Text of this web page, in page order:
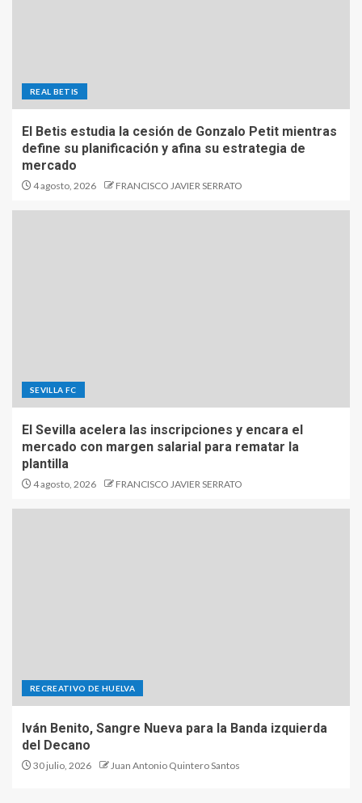
REAL BETIS
El Betis estudia la cesión de Gonzalo Petit mientras
define su planificación y afina su estrategia de
mercado
4 agosto, 2026 FRANCISCO JAVIER SERRATO
SEVILLA FC
El Sevilla acelera las inscripciones y encara el
mercado con margen salarial para rematar la
plantilla
4 agosto, 2026 FRANCISCO JAVIER SERRATO
RECREATIVO DE HUELVA
Iván Benito, Sangre Nueva para la Banda izquierda
del Decano
30 julio, 2026 Juan Antonio Quintero Santos